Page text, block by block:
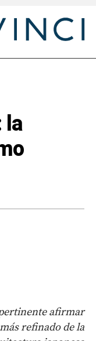
la
afirmar
refinado de la